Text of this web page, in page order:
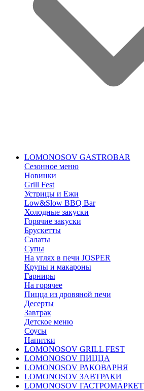
LOMONOSOV GASTROBAR
Сезонное меню
Новинки
Grill Fest
Устрицы и Ежи
Low&Slow BBQ Bar
Холодные закуски
Горячие закуски
Брускетты
Салаты
Супы
На углях в печи JOSPER
Крупы и макароны
Гарниры
На горячее
Пицца из дровяной печи
Десерты
Завтрак
Детское меню
Соусы
Напитки
LOMONOSOV GRILL FEST
LOMONOSOV ПИЦЦА
LOMONOSOV РАКОВАРНЯ
LOMONOSOV ЗАВТРАКИ
LOMONOSOV ГАСТРОМАРКЕТ